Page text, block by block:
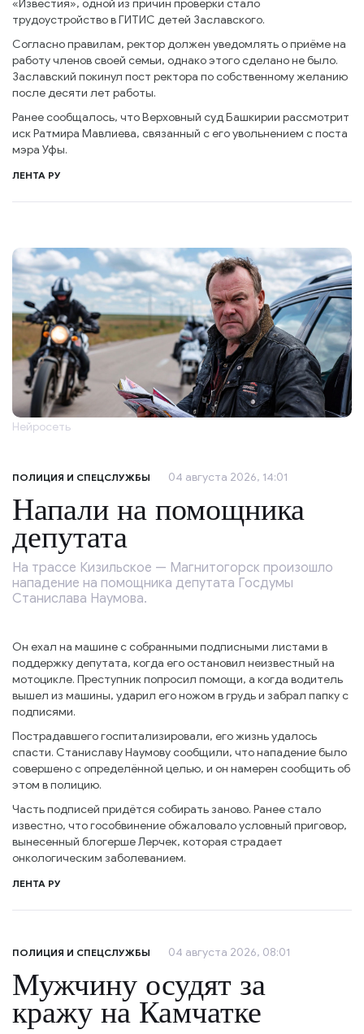
«Известия», одной из причин проверки стало
трудоустройство в ГИТИС детей Заславского.
Согласно правилам, ректор должен уведомлять о приёме на
работу членов своей семьи, однако этого сделано не было.
Заславский покинул пост ректора по собственному желанию
после десяти лет работы.
Ранее сообщалось, что Верховный суд Башкирии рассмотрит
иск Ратмира Мавлиева, связанный с его увольнением с поста
мэра Уфы.
ЛЕНТА РУ
Нейросеть
ПОЛИЦИЯ И СПЕЦСЛУЖБЫ 04 августа 2026, 14:01
Напали на помощника
депутата
На трассе Кизильское — Магнитогорск произошло
нападение на помощника депутата Госдумы
Станислава Наумова.
Он ехал на машине с собранными подписными листами в
поддержку депутата, когда его остановил неизвестный на
мотоцикле. Преступник попросил помощи, а когда водитель
вышел из машины, ударил его ножом в грудь и забрал папку с
подписями.
Пострадавшего госпитализировали, его жизнь удалось
спасти. Станиславу Наумову сообщили, что нападение было
совершено с определённой целью, и он намерен сообщить об
этом в полицию.
Часть подписей придётся собирать заново. Ранее стало
известно, что гособвинение обжаловало условный приговор,
вынесенный блогерше Лерчек, которая страдает
онкологическим заболеванием.
ЛЕНТА РУ
ПОЛИЦИЯ И СПЕЦСЛУЖБЫ 04 августа 2026, 08:01
Мужчину осудят за
кражу на Камчатке